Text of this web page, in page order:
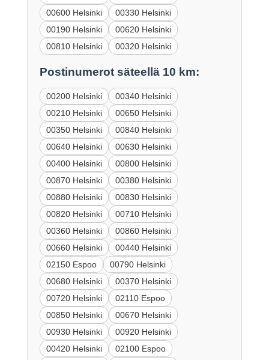
00600 Helsinki
00330 Helsinki
00190 Helsinki
00620 Helsinki
00810 Helsinki
00320 Helsinki
Postinumerot säteellä 10 km:
00200 Helsinki
00340 Helsinki
00210 Helsinki
00650 Helsinki
00350 Helsinki
00840 Helsinki
00640 Helsinki
00630 Helsinki
00400 Helsinki
00800 Helsinki
00870 Helsinki
00380 Helsinki
00880 Helsinki
00830 Helsinki
00820 Helsinki
00710 Helsinki
00360 Helsinki
00860 Helsinki
00660 Helsinki
00440 Helsinki
02150 Espoo
00790 Helsinki
00680 Helsinki
00370 Helsinki
00720 Helsinki
02110 Espoo
00850 Helsinki
00670 Helsinki
00930 Helsinki
00920 Helsinki
00420 Helsinki
02100 Espoo